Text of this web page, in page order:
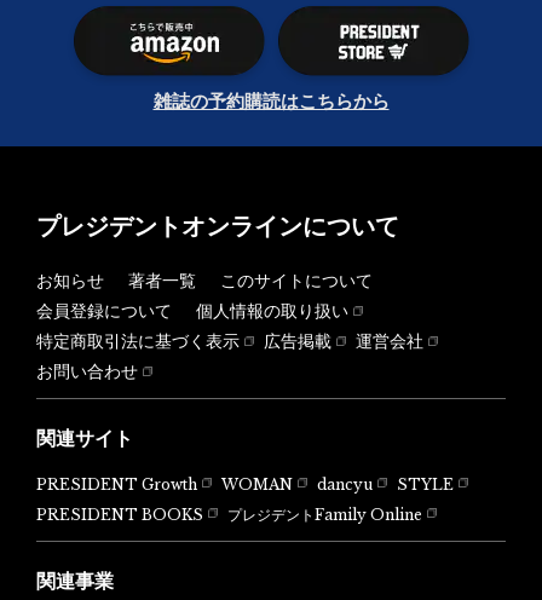
雑誌の予約購読はこちらから
プレジデントオンラインについて
お知らせ 著者一覧
このサイトについて
会員登録について
個人情報の取り扱い
特定商取引法に基づく表示
広告掲載
運営会社
お問い合わせ
関連サイト
PRESIDENT Growth WOMAN dancyu
STYLE
PRESIDENT BOOKS
プレジデントFamily Online
関連事業